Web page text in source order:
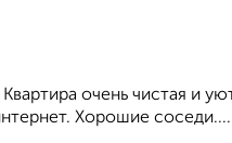
очень чистая и
Хорошие соседи....